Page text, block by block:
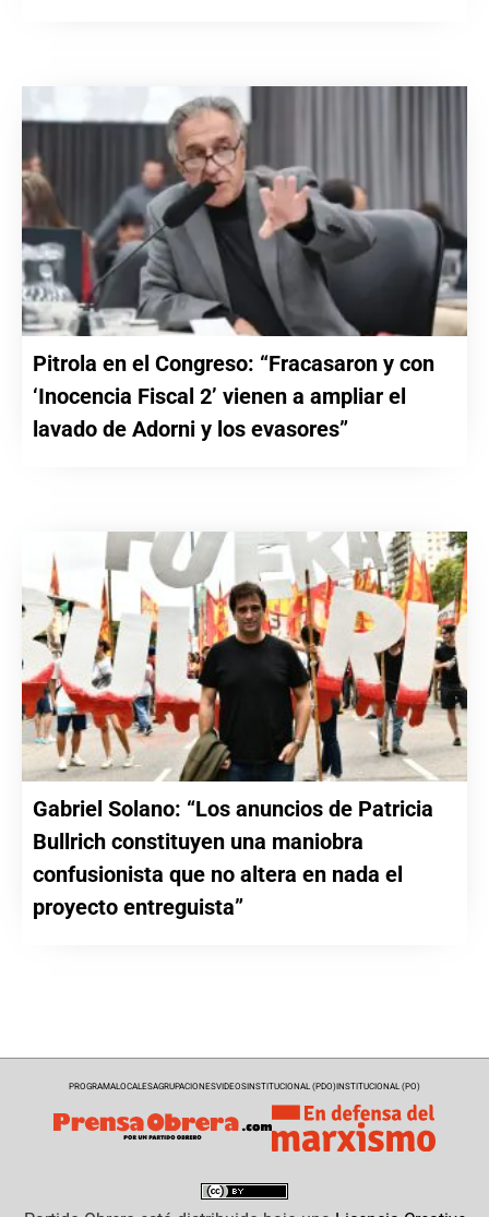
Pitrola en el Congreso: “Fracasaron y con
‘Inocencia Fiscal 2’ vienen a ampliar el
lavado de Adorni y los evasores”
Gabriel Solano: “Los anuncios de Patricia
Bullrich constituyen una maniobra
confusionista que no altera en nada el
proyecto entreguista”
PROGRAMALOCALESAGRUPACIONESVIDEOSINSTITUCIONAL (PDO)INSTITUCIONAL (PO)